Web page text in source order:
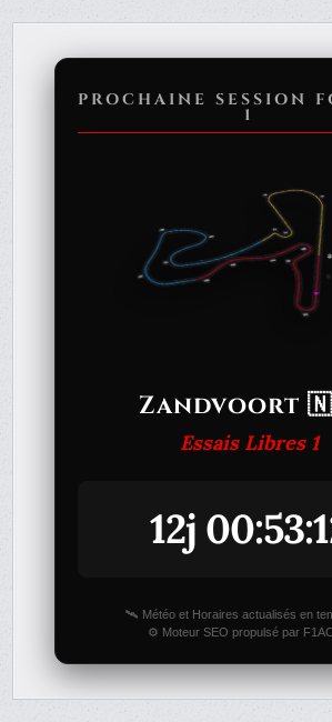
PROCHAINE SESSION
1
Zandvoort
Essais Libres 1
12j
🛰️ Météo et Horaires actualisés en
⚙️ Moteur SEO propulsé par